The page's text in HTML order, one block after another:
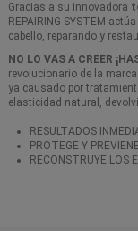
Gracias a su innovadora
REPAIRING SYSTEM
cabello, reparando y
NO LO VAS A CREER
revolucionario de la
ya causado por
elasticidad natural,
RESULTADOS
PROTEGE Y
RECONSTRUYE LOS